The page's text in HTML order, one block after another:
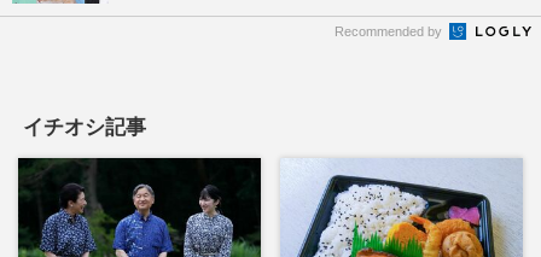
Recommended by
イチオシ記事